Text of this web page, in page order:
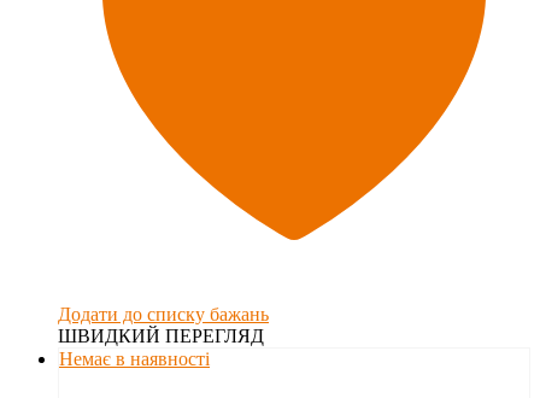
Додати до списку бажань
ШВИДКИЙ ПЕРЕГЛЯД
Немає в наявності